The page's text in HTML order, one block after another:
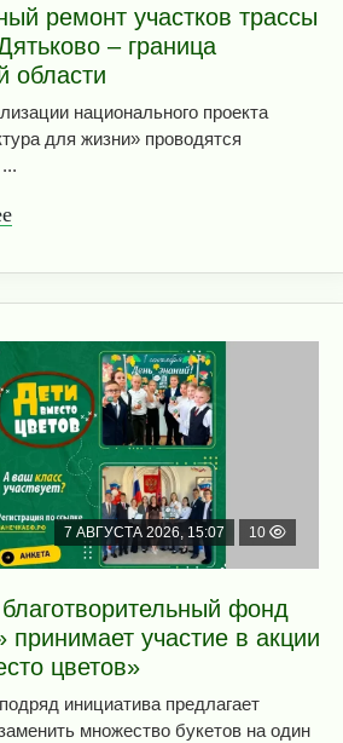
ремонт участков трассы
– граница
области
национального проекта
для жизни» проводятся
7 АВГУСТА 2026, 15:07 10
фонд
принимает участие в акции
цветов»
инициатива предлагает
множество букетов на один